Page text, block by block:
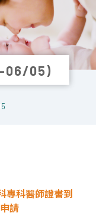
06/05)
專科醫師證書到
請